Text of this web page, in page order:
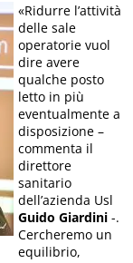
«Ridurre l’attività
delle sale
operatorie vuol
dire avere
qualche posto
letto in più
eventualmente a
disposizione –
commenta il
direttore
sanitario
dell’azienda Usl
Guido Giardini -.
Cercheremo un
equilibrio,